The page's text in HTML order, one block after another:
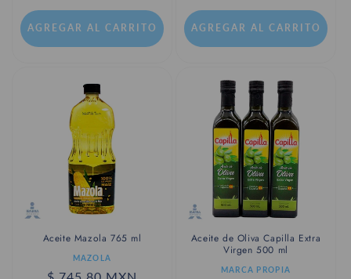
habitual
AGREGAR AL CARRITO AGREGAR AL CARRITO
Aceite Mazola 765 ml
Proveedor:MAZOLA
Aceite de Oliva Capilla Extra
Virgen 500 ml
Proveedor:MARCA PROPIA